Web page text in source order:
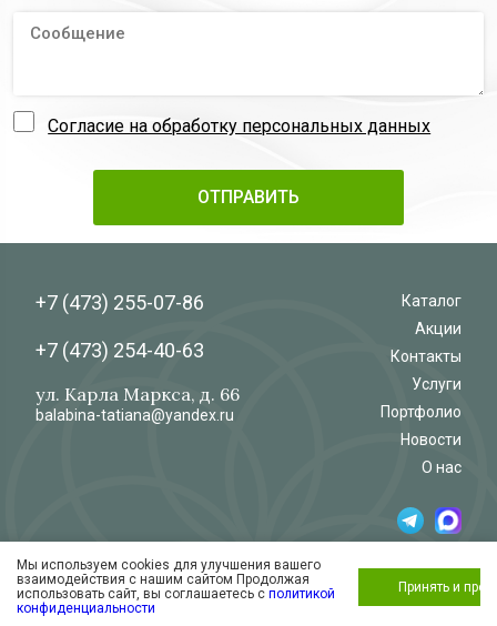
Согласие на обработку персональных данных
+7 (473) 255-07-86
+7 (473) 254-40-63
ул. Карла Маркса, д. 66
balabina-tatiana@yandex.ru
Каталог
Акции
Контакты
Услуги
Портфолио
Новости
О нас
© 2026
Обработка и защита персональных данных
Согласие на обработку персональных
данных
Салон-магазин
«Флёр»
Мы используем cookies для улучшения вашего
взаимодействия с нашим сайтом Продолжая
использовать сайт, вы соглашаетесь с политикой
конфиденциальности
Принять и